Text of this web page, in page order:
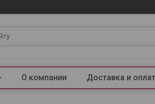
О компании Доставка и